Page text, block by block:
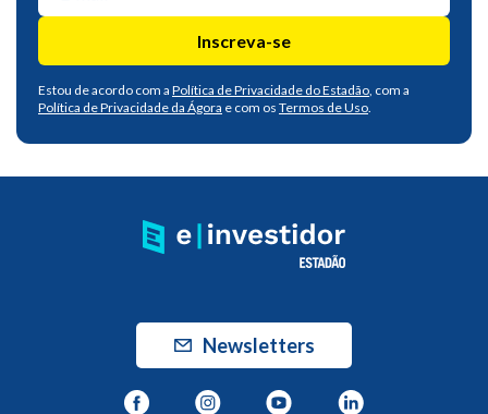
Inscreva-se
Estou de acordo com a Política de Privacidade do Estadão, com a
Política de Privacidade da Ágora e com os Termos de Uso.
Newsletters